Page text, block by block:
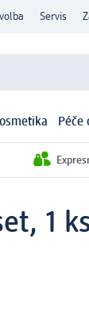
Servis
Péče
1